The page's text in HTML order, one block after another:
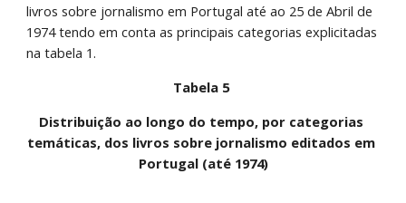
livros sobre jornalismo em Portugal até ao 25 de Abril de
1974 tendo em conta as principais categorias explicitadas
na tabela 1.
Tabela 5
Distribuição ao longo do tempo, por categorias
temáticas, dos livros sobre jornalismo editados em
Portugal (até 1974)